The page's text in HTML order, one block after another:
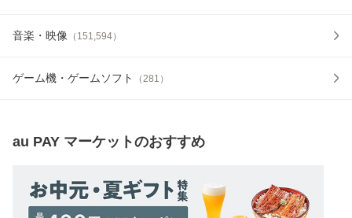
音楽・映像 （ 151,594）
ゲーム機・ゲームソフト （281 ）
au PAY マーケットのおすすめ